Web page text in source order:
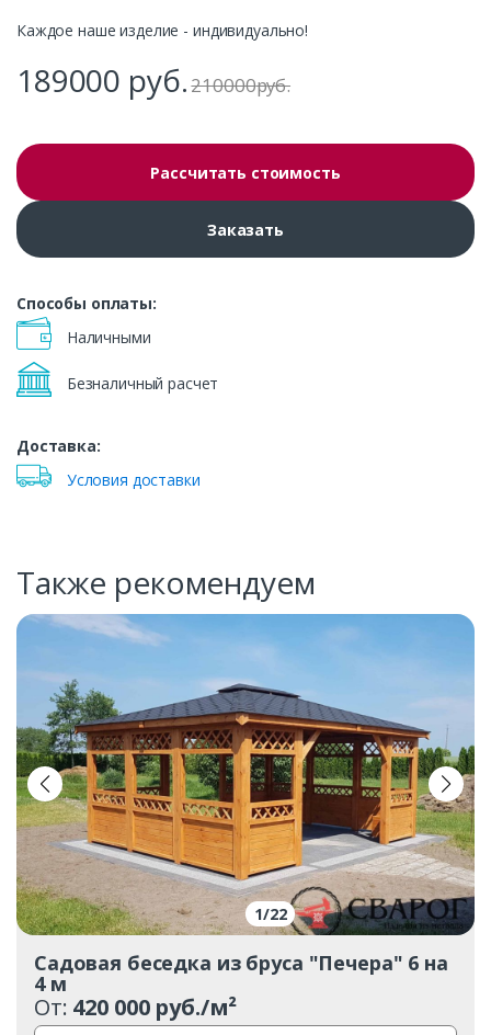
Каждое наше изделие - индивидуально!
189000 руб.210000руб.
Рассчитать стоимость
Заказать
Способы оплаты:
Наличными
Безналичный расчет
Доставка:
Условия доставки
Также рекомендуем
1/22
Садовая беседка из бруса "Печера" 6 на
4 м
От: 420 000 руб./м²